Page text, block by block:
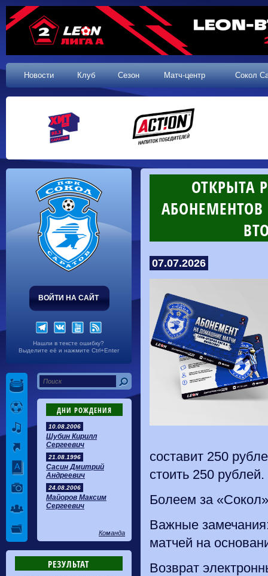
Новости Клуб Сезон Матч-центр Сокол
ВОЙТИ НА САЙТ
Нашли в тексте ошибку?
Выделите её и нажмите Ctrl+Enter
ДНИ РОЖДЕНИЯ
10.08.2006
Шубин Кирилл
Сергеевич
21.08.1996
Сасин Дмитрий
Андреевич
24.08.2006
Майоров Максим
Сергеевич
Команда
РЕЗУЛЬТАТ
ОТКРЫТА
07.07.2026
составит 250
стоить 250 рублей.
Болеем за
Важные
матчей на
Возврат